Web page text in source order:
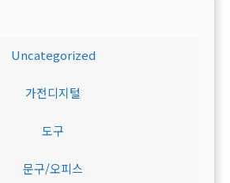
Uncategorized
가전디지털
도구
문구/오피스